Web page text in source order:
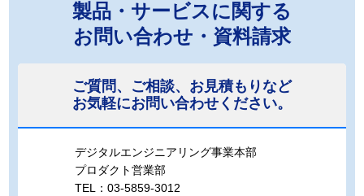
製品・サービスに関する
お問い合わせ・資料請求
ご質問、ご相談、お見積もりなど
お気軽にお問い合わせください。
デジタルエンジニアリング事業本部
プロダクト営業部
TEL：03-5859-3012